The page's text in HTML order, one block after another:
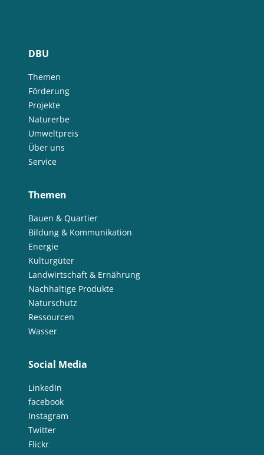
DBU
Themen
Förderung
Projekte
Naturerbe
Umweltpreis
Über uns
Service
Themen
Bauen & Quartier
Bildung & Kommunikation
Energie
Kulturgüter
Landwirtschaft & Ernährung
Nachhaltige Produkte
Naturschutz
Ressourcen
Wasser
Social Media
LinkedIn
facebook
Instagram
Twitter
Flickr